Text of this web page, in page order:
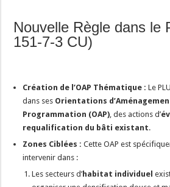
Nouvelle Règle dans le
151-7-3 CU)
Création de l’OAP Thématique : Le
dans ses Orientations
Programmation (OAP), des actions d’
requalification du bâti existant.
Zones Ciblées : Cette OAP est
intervenir dans :
Les secteurs d’ habitat individuel